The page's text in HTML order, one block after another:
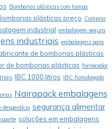
Bombonas plásticas com tampa
plásticas preço Comprar
industrial embalagem segura
industriais embalagens para
de bombonas plásticas
de bombonas plásticas fornecedor
IBC 1000 litros IBC homologado
Nairapack embalagens
desperdício segurança alimentar
soluções em embalagens